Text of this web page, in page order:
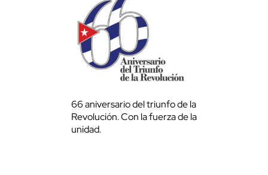
66 aniversario del triunfo de la
Revolución. Con la fuerza de la
unidad.